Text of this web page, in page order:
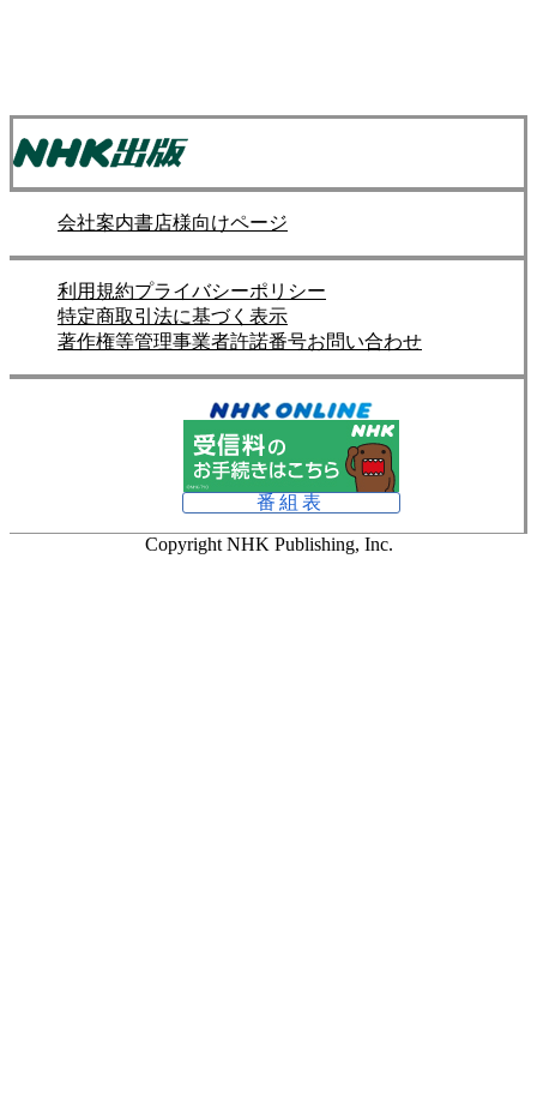
会社案内書店様向けページ
利用規約プライバシーポリシー
特定商取引法に基づく表示
著作権等管理事業者許諾番号お問い合わせ
番組表
Copyright NHK Publishing, Inc.